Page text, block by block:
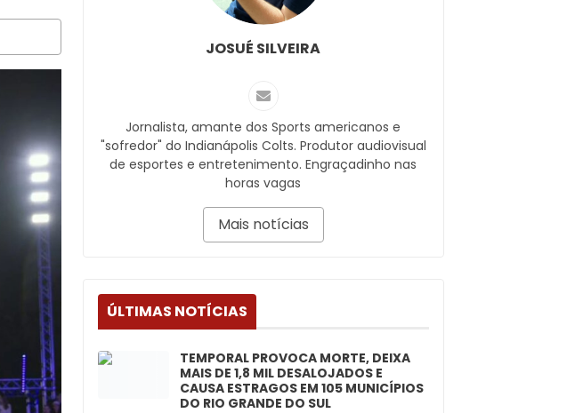
JOSUÉ SILVEIRA
Jornalista, amante dos Sports americanos e
"sofredor" do Indianápolis Colts. Produtor audiovisual
de esportes e entretenimento. Engraçadinho nas
horas vagas
Mais notícias
ÚLTIMAS NOTÍCIAS
TEMPORAL PROVOCA MORTE, DEIXA
MAIS DE 1,8 MIL DESALOJADOS E
CAUSA ESTRAGOS EM 105 MUNICÍPIOS
DO RIO GRANDE DO SUL